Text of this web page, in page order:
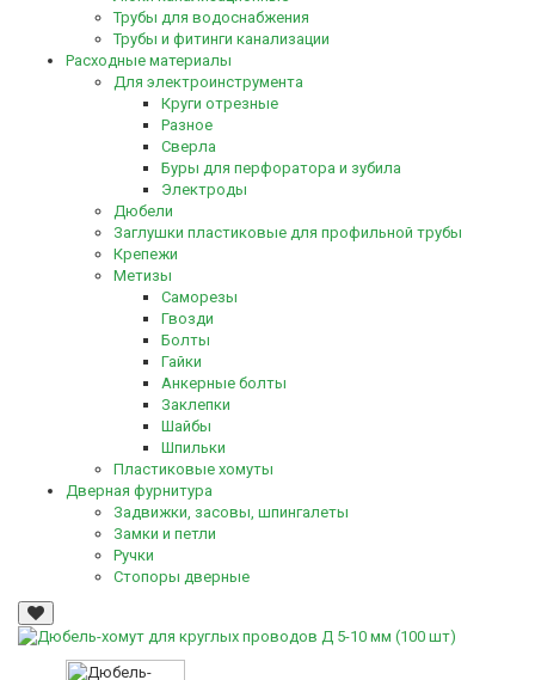
Трубы для водоснабжения
Трубы и фитинги канализации
Расходные материалы
Для электроинструмента
Круги отрезные
Разное
Сверла
Буры для перфоратора и зубила
Электроды
Дюбели
Заглушки пластиковые для профильной трубы
Крепежи
Метизы
Саморезы
Гвозди
Болты
Гайки
Анкерные болты
Заклепки
Шайбы
Шпильки
Пластиковые хомуты
Дверная фурнитура
Задвижки, засовы, шпингалеты
Замки и петли
Ручки
Стопоры дверные